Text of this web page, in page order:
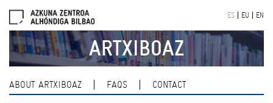
navigation
ES EU EN
ARTXIBOAZ
ABOUT ARTXIBOAZ FAQS CONTACT